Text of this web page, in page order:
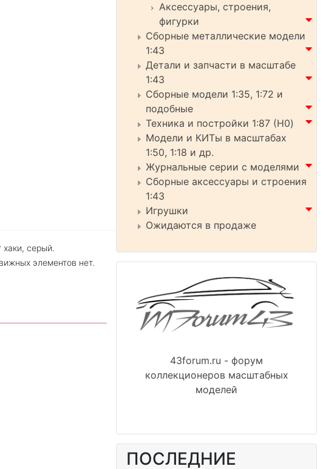
серый.
элементов нет.
Аксессуары, строения,
фигурки
Сборные металлические модели
1:43
Детали и запчасти в масштабе
1:43
Сборные модели 1:35, 1:72 и
подобные
Техника и постройки 1:87 (H0)
Модели и КИТы в масштабах
1:50, 1:18 и др.
Журнальные серии с моделями
Сборные аксессуары и строения
1:43
Игрушки
Ожидаются в продаже
43forum.ru - форум
коллекционеров масштабных
моделей
ПОСЛЕДНИЕ